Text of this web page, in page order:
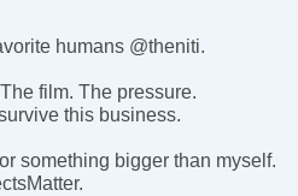
humans @theniti.
film. The pressure.
this business.
something bigger than myself.